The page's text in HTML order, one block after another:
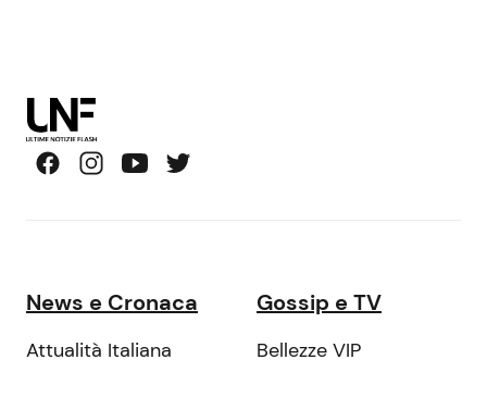
News e Cronaca
Attualità Italiana
Gossip e TV
Bellezze VIP